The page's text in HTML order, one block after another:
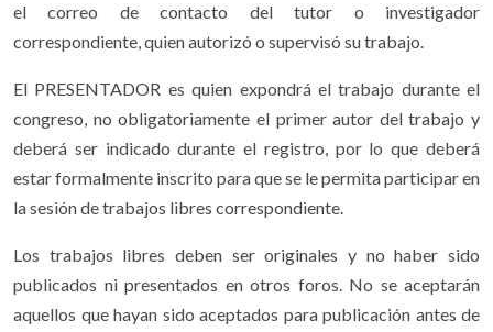
el correo de contacto del tutor o investigador
correspondiente, quien autorizó o supervisó su trabajo.
El PRESENTADOR es quien expondrá el trabajo durante el
congreso, no obligatoriamente el primer autor del trabajo y
deberá ser indicado durante el registro, por lo que deberá
estar formalmente inscrito para que se le permita participar en
la sesión de trabajos libres correspondiente.
Los trabajos libres deben ser originales y no haber sido
publicados ni presentados en otros foros. No se aceptarán
aquellos que hayan sido aceptados para publicación antes de